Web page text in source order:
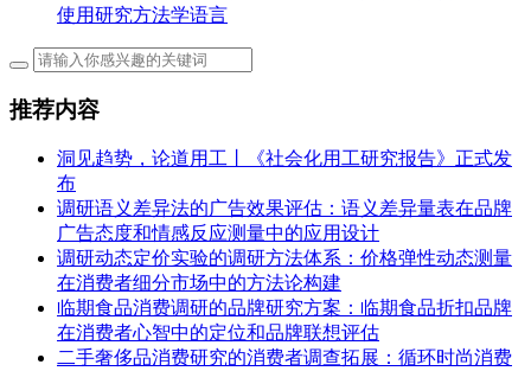
使用研究方法学语言
推荐内容
洞见趋势，论道用工丨《社会化用工研究报告》正式发
布
调研语义差异法的广告效果评估：语义差异量表在品牌
广告态度和情感反应测量中的应用设计
调研动态定价实验的调研方法体系：价格弹性动态测量
在消费者细分市场中的方法论构建
临期食品消费调研的品牌研究方案：临期食品折扣品牌
在消费者心智中的定位和品牌联想评估
二手奢侈品消费研究的消费者调查拓展：循环时尚消费